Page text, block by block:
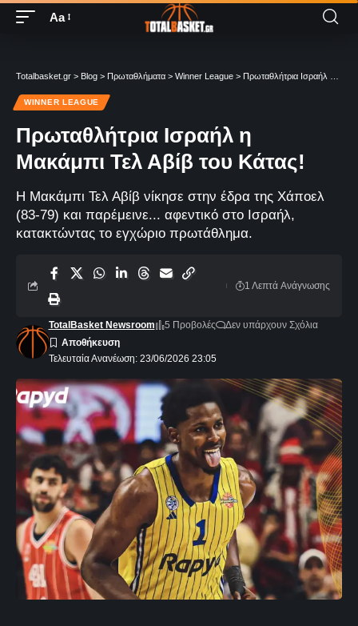
Aa
Totalbasket.gr > Blog > Πρωταθλήματα > Winner League > Πρωταθλήτρια Ισραήλ η Μακάμπι Τελ Αβίβ του Κάτας!
WINNER LEAGUE
Πρωταθλήτρια Ισραήλ η
Μακάμπι Τελ Αβίβ του Κάτας!
Η Μακάμπι Τελ Αβίβ νίκησε στην έδρα της Χάποελ
(83-79) και παρέμεινε... αφεντικό στο Ισραήλ,
κατακτώντας το εγχώριο πρωτάθλημα.
Τελευταία Ανανέωση: 23/06/2026 23:05
TotalBasket Newsroom 5 Προβολές Δεν υπάρχουν Σχόλια
1 Λεπτά Aνάγνωσης